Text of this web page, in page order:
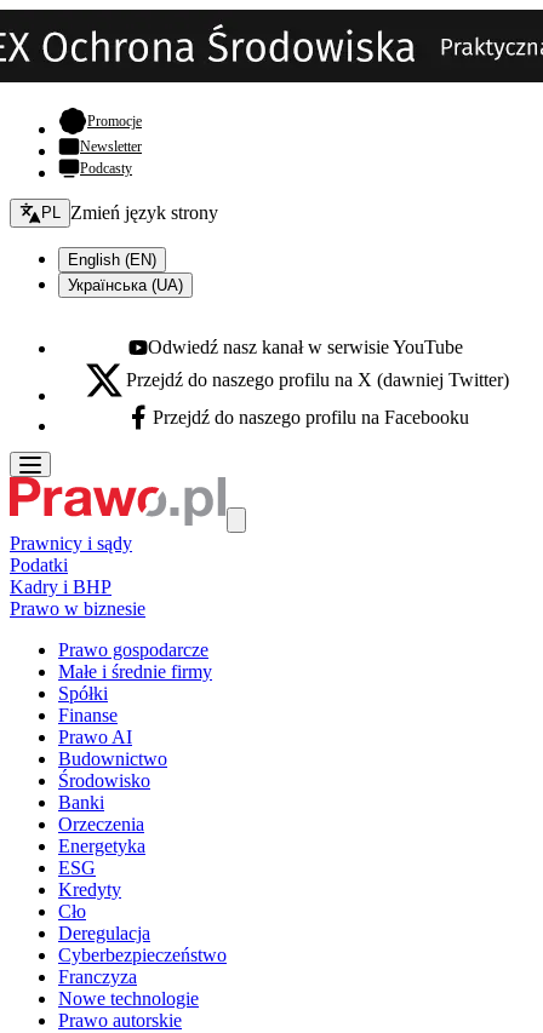
Promocje- otwiera się w nowej karcie
Newsletter
Podcasty
Zmień język - bieżący:
PL Zmień język strony
English (EN)
Українська (UA)
Youtube - otwiera się w nowej karcie
Odwiedź nasz kanał w serwisie YouTube
X - otwiera się w nowej karcie
Przejdź do naszego profilu na X (dawniej Twitter)
Facebook - otwiera się w nowej karcie
Przejdź do naszego profilu na Facebooku
Prawnicy i sądy
Podatki
Kadry i BHP
Prawo w biznesie
Prawo gospodarcze
Małe i średnie firmy
Spółki
Finanse
Prawo AI
Budownictwo
Środowisko
Banki
Orzeczenia
Energetyka
ESG
Kredyty
Cło
Deregulacja
Cyberbezpieczeństwo
Franczyza
Nowe technologie
Prawo autorskie